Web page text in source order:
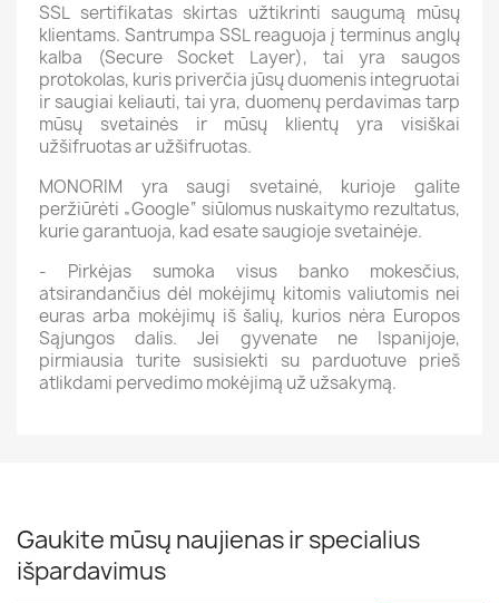
SSL sertifikatas skirtas užtikrinti saugumą mūsų
klientams. Santrumpa SSL reaguoja į terminus anglų
kalba (Secure Socket Layer), tai yra saugos
protokolas, kuris priverčia jūsų duomenis integruotai
ir saugiai keliauti, tai yra, duomenų perdavimas tarp
mūsų svetainės ir mūsų klientų yra visiškai
užšifruotas ar užšifruotas.
MONORIM yra saugi svetainė, kurioje galite
peržiūrėti „Google“ siūlomus nuskaitymo rezultatus,
kurie garantuoja, kad esate saugioje svetainėje.
- Pirkėjas sumoka visus banko mokesčius,
atsirandančius dėl mokėjimų kitomis valiutomis nei
euras arba mokėjimų iš šalių, kurios nėra Europos
Sąjungos dalis. Jei gyvenate ne Ispanijoje,
pirmiausia turite susisiekti su parduotuve prieš
atlikdami pervedimo mokėjimą už užsakymą.
Gaukite mūsų naujienas ir specialius
išpardavimus